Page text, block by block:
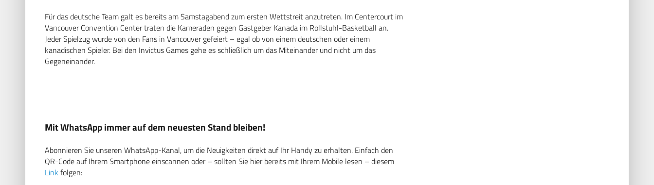
Für das deutsche Team galt es bereits am Samstagabend zum ersten Wettstreit anzutreten. Im Centercourt im
Vancouver Convention Center traten die Kameraden gegen Gastgeber Kanada im Rollstuhl-Basketball an.
Jeder Spielzug wurde von den Fans in Vancouver gefeiert – egal ob von einem deutschen oder einem
kanadischen Spieler. Bei den Invictus Games gehe es schließlich um das Miteinander und nicht um das
Gegeneinander.
Mit WhatsApp immer auf dem neuesten Stand bleiben!
Abonnieren Sie unseren WhatsApp-Kanal, um die Neuigkeiten direkt auf Ihr Handy zu erhalten. Einfach den
QR-Code auf Ihrem Smartphone einscannen oder – sollten Sie hier bereits mit Ihrem Mobile lesen – diesem
Link folgen: